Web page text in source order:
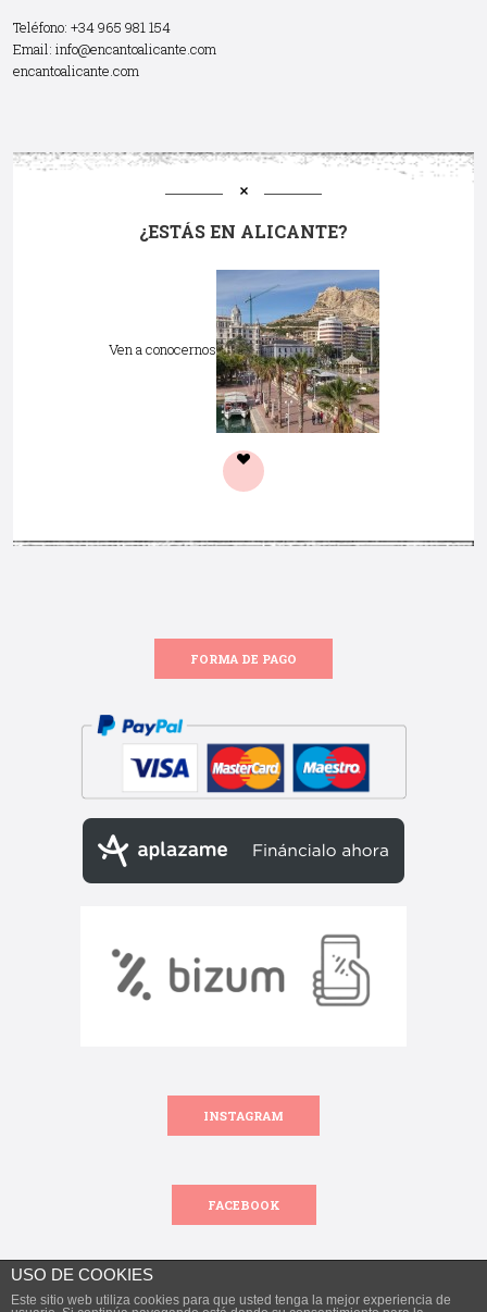
Teléfono: +34 965 981 154
Email: info@encantoalicante.com
encantoalicante.com
¿ESTÁS EN ALICANTE?
Ven a conocernos
FORMA DE PAGO
INSTAGRAM
FACEBOOK
USO DE COOKIES
Este sitio web utiliza cookies para que usted tenga la mejor experiencia de